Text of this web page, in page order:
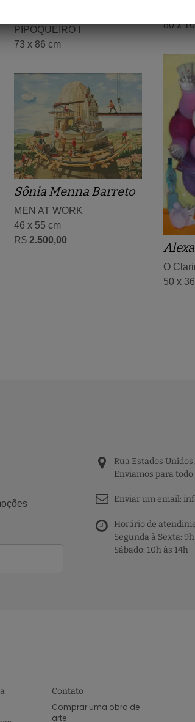
PIPOQUEIRO I
73 x 86 cm
80 x
O
50 x
Sônia Menna Barreto
MEN AT WORK
46 x 55 cm
R$ 2.500,00
Rua Estados
Enviamos para
Enviar um email:
Horário de
Segunda à Sexta:
Sábado: 10h às 14h
Contato
Comprar uma obra de
arte